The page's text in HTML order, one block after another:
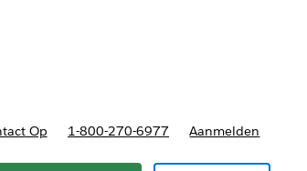
en prijzen
Op 1-800-270-6977 Aanmelden